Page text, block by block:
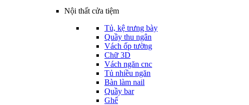
Nội thất cửa tiệm
Tủ, kệ trưng bày
Quầy thu ngân
Vách ốp tường
Chữ 3D
Vách ngăn cnc
Tủ nhiều ngăn
Bàn làm nail
Quầy bar
Ghế